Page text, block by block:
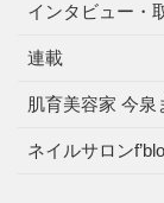
インタビュー・
連載
肌育美容家 今泉
ネイルサロン